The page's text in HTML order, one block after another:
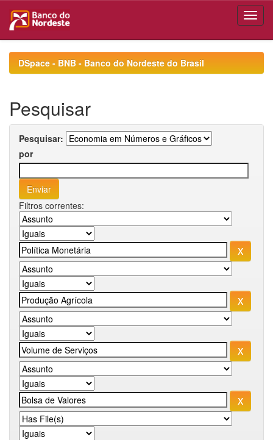
navigationDSpace - BNB - Banco do Nordeste do Brasil
Pesquisar
Pesquisar:
por
Filtros correntes: